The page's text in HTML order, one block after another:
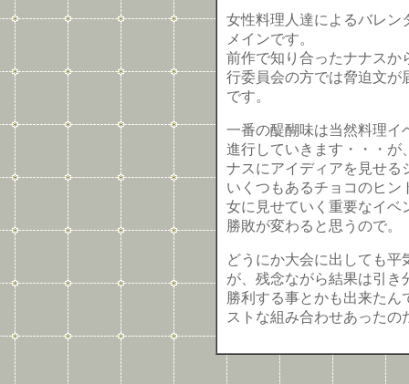
女性料理人達によるバレン
メインです。
前作で知り合ったナナスか
行委員会の方では脅迫文が
です。
一番の醍醐味は当然料理イ
進行していきます・・・が
ナスにアイディアを見せる
いくつもあるチョコのヒン
女に見せていく重要なイベ
勝敗が変わると思うので。
どうにか大会に出しても
が、残念ながら結果は引き
勝利する事とかも出来た
ストな組み合わせあったの